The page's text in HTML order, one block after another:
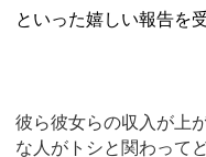
といった嬉しい報告を
彼ら彼女らの収入が上
な人がトシと関わって